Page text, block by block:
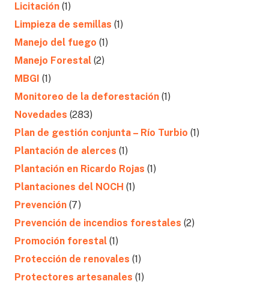
Licitación (1)
Limpieza de semillas (1)
Manejo del fuego (1)
Manejo Forestal (2)
MBGI (1)
Monitoreo de la deforestación (1)
Novedades (283)
Plan de gestión conjunta – Río Turbio (1)
Plantación de alerces (1)
Plantación en Ricardo Rojas (1)
Plantaciones del NOCH (1)
Prevención (7)
Prevención de incendios forestales (2)
Promoción forestal (1)
Protección de renovales (1)
Protectores artesanales (1)